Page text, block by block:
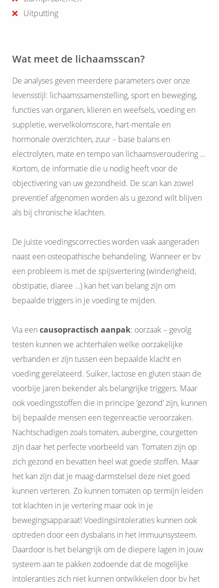
Uitputting
Wat meet de lichaamsscan?
De analyses geven meerdere parameters over onze
levensstijl: lichaamssamenstelling, sport en beweging,
functies van organen, klieren en weefsels, voeding en
suppletie, wervelkolomscore, hart-mentale en
hormonale overzichten, zuur – base balans en
electrolyten, mate en tempo van lichaamsveroudering …
Kortom, de informatie die u nodig heeft voor de
objectivering van uw gezondheid. De scan kan zowel
preventief afgenomen worden als u gezond wilt blijven
als bij chronische klachten.
De juiste voedingscorrecties worden vaak aangeraden
naast een osteopathische behandeling. Wanneer er bv
een probleem is met de spijsvertering (winderigheid,
obstipatie, diaree …) kan het van belang zijn om
bepaalde triggers in je voeding te mijden.
Via een causopractisch aanpak: oorzaak – gevolg
testen kunnen we achterhalen welke oorzakelijke
verbanden er zijn tussen een bepaalde klacht en
voeding gerelateerd. Suiker, lactose en gluten staan de
voorbije jaren bekender als belangrijke triggers. Maar
ook voedingsstoffen die in principe ‘gezond’ zijn, kunnen
bij bepaalde mensen een tegenreactie veroorzaken.
Nachtschadigen zoals tomaten, aubergine, courgetten
zijn daar het perfecte voorbeeld van. Tomaten zijn op
zich gezond en bevatten heel wat goede stoffen. Maar
het kan zijn dat je maag-darmstelsel deze niet goed
kunnen verteren. Zo kunnen tomaten op termijn leiden
tot klachten in je vertering maar ook in je
bewegingsapparaat! Voedingsintoleraties kunnen ook
optreden door een dysbalans in het immuunsysteem.
Daardoor is het belangrijk om de diepere lagen in jouw
systeem aan te pakken zodoende dat de mogelijke
intoleranties zich niet kunnen ontwikkelen door bv het